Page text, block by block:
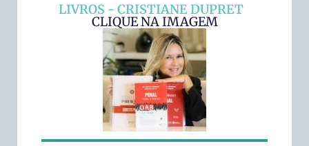
LIVROS - CRISTIANE DUPRET
CLIQUE NA IMAGEM